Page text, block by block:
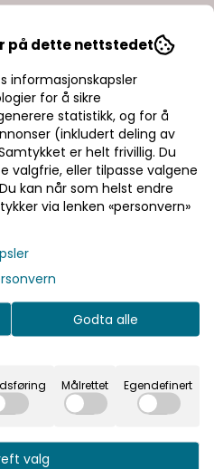
Mario character block
på dette nettstedet
informasjonskapsler
for å sikre
statistikk, og for å
(inkludert deling av
er helt frivillig. Du
valgfrie, eller tilpasse valgene
kan når som helst endre
via lenken «personvern»
Godta alle
Målrettet Egendefinert
valg